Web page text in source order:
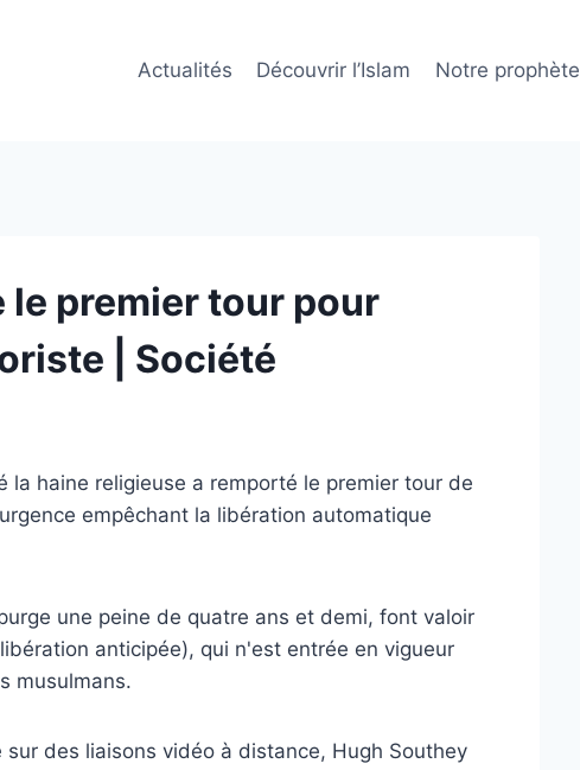
Actualités Découvrir l’Islam Notre prophète
premier tour pour
| Société
haine religieuse a remporté le premier tour de
empêchant la libération automatique
une peine de quatre ans et demi, font valoir
anticipée), qui n'est entrée en vigueur
musulmans.
des liaisons vidéo à distance, Hugh Southey